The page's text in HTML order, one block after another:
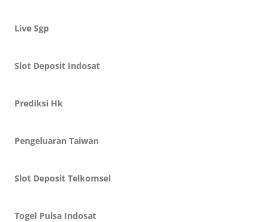
Live Sgp
Slot Deposit Indosat
Prediksi Hk
Pengeluaran Taiwan
Slot Deposit Telkomsel
Togel Pulsa Indosat